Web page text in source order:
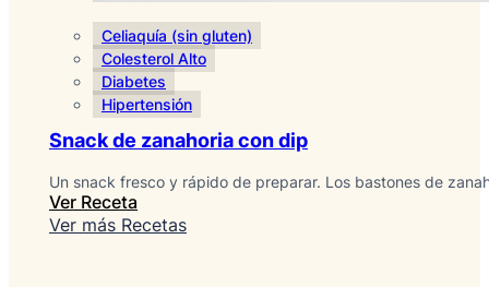
Celiaquía (sin gluten)
Colesterol Alto
Diabetes
Hipertensión
Snack de zanahoria con dip
Un snack fresco y rápido de preparar. Los bastones de
Ver Receta
Ver más Recetas